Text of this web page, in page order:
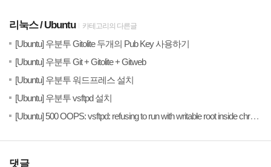
리눅스 Ubuntu 카테고리의 다른글
[Ubuntu] 우분투 Gitolite 두개의 Pub Key 사용하기
[Ubuntu] 우분투 Git + Gitolite + Gitweb
[Ubuntu] 우분투 워드프레스 설치
[Ubuntu] 우분투 vsftpd 설치
[Ubuntu] 500 OOPS: vsftpd: refusing to run with writable root inside chroot()
댓글